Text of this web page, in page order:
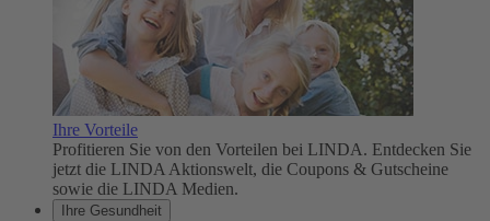
Ihre Vorteile
Profitieren Sie von den Vorteilen bei LINDA. Entdecken Sie
jetzt die LINDA Aktionswelt, die Coupons & Gutscheine
sowie die LINDA Medien.
Ihre Gesundheit